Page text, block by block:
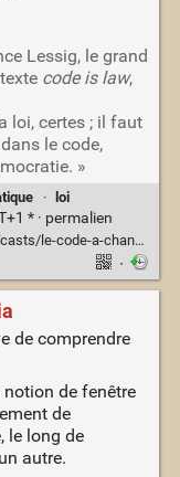
Lessig, le grand
code is law,
loi, certes ; il faut
le code,
»
· loi
* · permalien
change/le-bitcoin-1930877
·
de comprendre
notion de fenêtre
de
le long de
autre.